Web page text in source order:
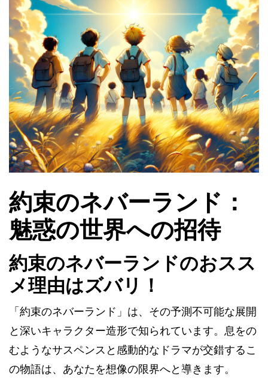
約束のネバーランド：
魅惑の世界への招待
約束のネバーランドのおスス
メ理由はズバリ！
「約束のネバーランド」は、その予測不可能な展開
と深いキャラクター造形で知られています。息をの
むようなサスペンスと感動的なドラマが交錯するこ
の物語は、あなたを想像の限界へと導きます。